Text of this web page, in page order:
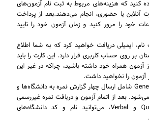
کنید که هزینه‌های مربوط به ثبت نام آزمون‌های
آنلاین یا حضوری، انجام می‌دهند.بعد از پرداخت
خود را مرور کنید و زمان آزمون خود را تایید
ایمیلی دریافت خواهید کرد که به شما اطلاع
بر روی حساب کاربری قرار دارد. این کارت را باید
آزمون همراه خود داشته باشید، چراکه در غیر این
را نخواهید داشت.
هزینه آزمون General GRE شامل ارسال چهار گزارش نمره به دانشگاه‌ها و
بعد از اتمام آزمون و دریافت نمره غیررسمی
بخش‌های Quantitative و Verbal، می‌توانید نام و کد دانشگاه‌های